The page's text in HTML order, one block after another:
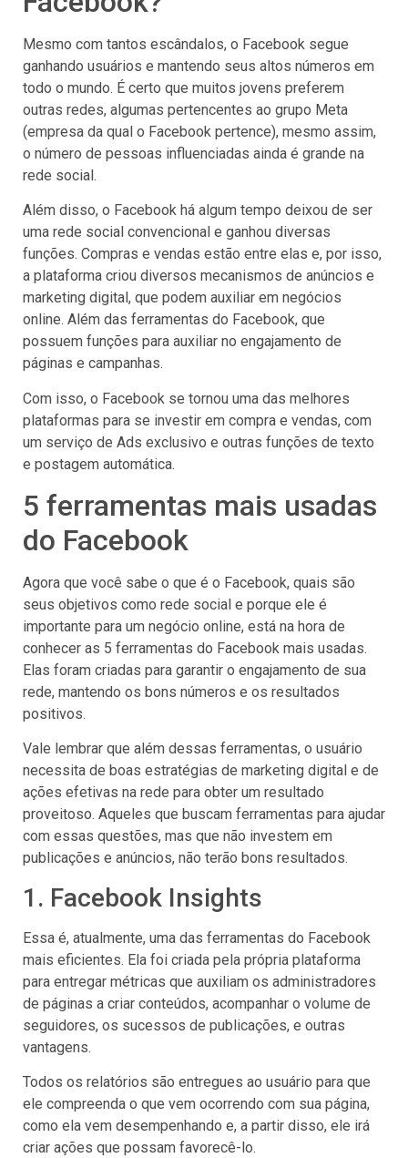
Mesmo com tantos escândalos, o Facebook segue
ganhando usuários e mantendo seus altos números em
todo o mundo. É certo que muitos jovens preferem
outras redes, algumas pertencentes ao grupo Meta
(empresa da qual o Facebook pertence), mesmo assim,
o número de pessoas influenciadas ainda é grande na
rede social.
Além disso, o Facebook há algum tempo deixou de ser
uma rede social convencional e ganhou diversas
funções. Compras e vendas estão entre elas e, por isso,
a plataforma criou diversos mecanismos de anúncios e
marketing digital, que podem auxiliar em negócios
online. Além das ferramentas do Facebook, que
possuem funções para auxiliar no engajamento de
páginas e campanhas.
Com isso, o Facebook se tornou uma das melhores
plataformas para se investir em compra e vendas, com
um serviço de Ads exclusivo e outras funções de texto
e postagem automática.
5 ferramentas mais usadas
do Facebook
Agora que você sabe o que é o Facebook, quais são
seus objetivos como rede social e porque ele é
importante para um negócio online, está na hora de
conhecer as 5 ferramentas do Facebook mais usadas.
Elas foram criadas para garantir o engajamento de sua
rede, mantendo os bons números e os resultados
positivos.
Vale lembrar que além dessas ferramentas, o usuário
necessita de boas estratégias de marketing digital e de
ações efetivas na rede para obter um resultado
proveitoso. Aqueles que buscam ferramentas para ajudar
com essas questões, mas que não investem em
publicações e anúncios, não terão bons resultados.
1. Facebook Insights
Essa é, atualmente, uma das ferramentas do Facebook
mais eficientes. Ela foi criada pela própria plataforma
para entregar métricas que auxiliam os administradores
de páginas a criar conteúdos, acompanhar o volume de
seguidores, os sucessos de publicações, e outras
vantagens.
Todos os relatórios são entregues ao usuário para que
ele compreenda o que vem ocorrendo com sua página,
como ela vem desempenhando e, a partir disso, ele irá
criar ações que possam favorecê-lo.